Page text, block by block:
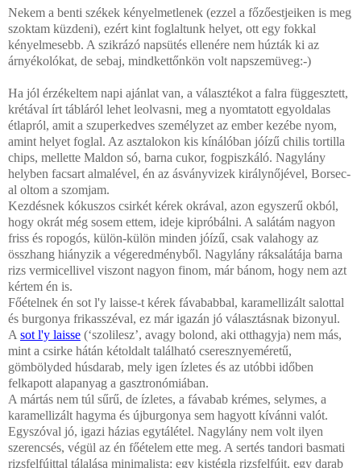
Nekem a benti székek kényelmetlenek (ezzel a főzőestjeiken is meg
szoktam küzdeni), ezért kint foglaltunk helyet, ott egy fokkal
kényelmesebb. A szikrázó napsütés ellenére nem húzták ki az
árnyékolókat, de sebaj, mindkettőnkön volt napszemüveg:-)
Ha jól érzékeltem napi ajánlat van, a választékot a falra függesztett,
krétával írt tábláról lehet leolvasni, meg a nyomtatott egyoldalas
étlapról, amit a szuperkedves személyzet az ember kezébe nyom,
amint helyet foglal. Az asztalokon kis kínálóban jóízű chilis tortilla
chips, mellette Maldon só, barna cukor, fogpiszkáló. Nagylány
helyben facsart almalével, én az ásványvizek királynőjével, Borsec-
al oltom a szomjam.
Kezdésnek kókuszos csirkét kérek okrával, azon egyszerű okból,
hogy okrát még sosem ettem, ideje kipróbálni. A salátám nagyon
friss és ropogós, külön-külön minden jóízű, csak valahogy az
összhang hiányzik a végeredményből. Nagylány ráksalátája barna
rizs vermicellivel viszont nagyon finom, már bánom, hogy nem azt
kértem én is.
Főételnek én sot l'y laisse-t kérek fávababbal, karamellizált salottal
és burgonya frikasszéval, ez már igazán jó választásnak bizonyul.
A sot l'y laisse (‘szolilesz’, avagy bolond, aki otthagyja) nem más,
mint a csirke hátán kétoldalt található cseresznyeméretű,
gömbölyded húsdarab, mely igen ízletes és az utóbbi időben
felkapott alapanyag a gasztronómiában.
A mártás nem túl sűrű, de ízletes, a fávabab krémes, selymes, a
karamellizált hagyma és újburgonya sem hagyott kívánni valót.
Egyszóval jó, igazi házias egytálétel. Nagylány nem volt ilyen
szerencsés, végül az én főételem ette meg. A sertés tandori basmati
rizsfelfújttal tálalása minimalista: egy kistégla rizsfelfújt, egy darab